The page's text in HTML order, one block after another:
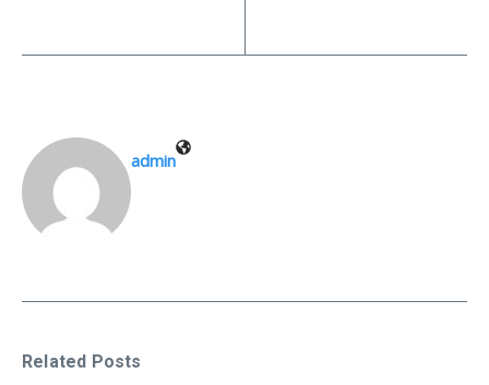
admin
Related Posts